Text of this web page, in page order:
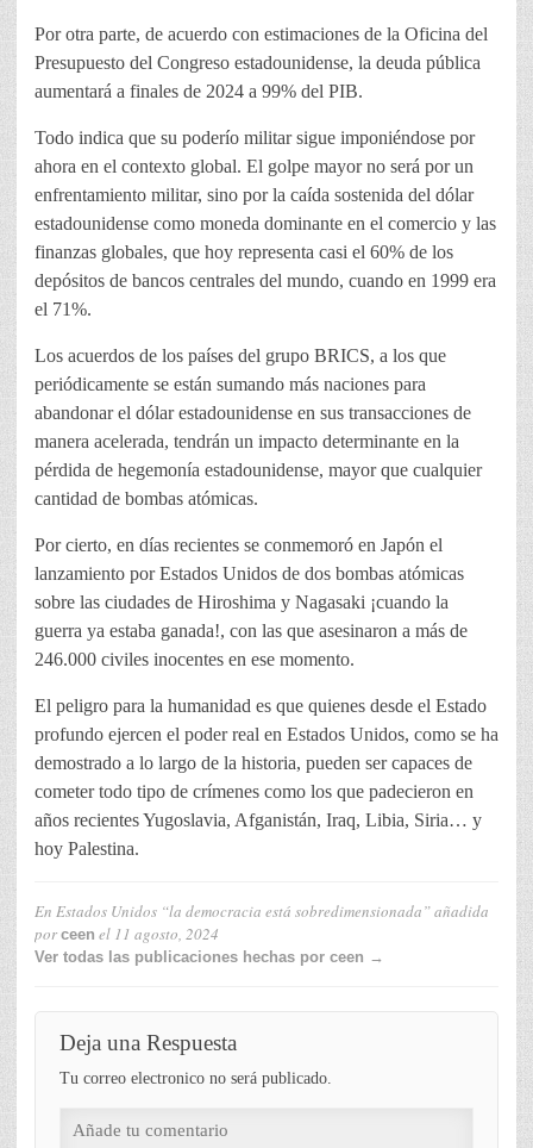
Por otra parte, de acuerdo con estimaciones de la Oficina del
Presupuesto del Congreso estadounidense, la deuda pública
aumentará a finales de 2024 a 99% del PIB.
Todo indica que su poderío militar sigue imponiéndose por
ahora en el contexto global. El golpe mayor no será por un
enfrentamiento militar, sino por la caída sostenida del dólar
estadounidense como moneda dominante en el comercio y las
finanzas globales, que hoy representa casi el 60% de los
depósitos de bancos centrales del mundo, cuando en 1999 era
el 71%.
Los acuerdos de los países del grupo BRICS, a los que
periódicamente se están sumando más naciones para
abandonar el dólar estadounidense en sus transacciones de
manera acelerada, tendrán un impacto determinante en la
pérdida de hegemonía estadounidense, mayor que cualquier
cantidad de bombas atómicas.
Por cierto, en días recientes se conmemoró en Japón el
lanzamiento por Estados Unidos de dos bombas atómicas
sobre las ciudades de Hiroshima y Nagasaki ¡cuando la
guerra ya estaba ganada!, con las que asesinaron a más de
246.000 civiles inocentes en ese momento.
El peligro para la humanidad es que quienes desde el Estado
profundo ejercen el poder real en Estados Unidos, como se ha
demostrado a lo largo de la historia, pueden ser capaces de
cometer todo tipo de crímenes como los que padecieron en
años recientes Yugoslavia, Afganistán, Iraq, Libia, Siria… y
hoy Palestina.
En Estados Unidos “la democracia está sobredimensionada”añadida
por ceen el 11 agosto, 2024
Ver todas las publicaciones hechas por ceen →
Deja una Respuesta
Tu correo electronico no será publicado.